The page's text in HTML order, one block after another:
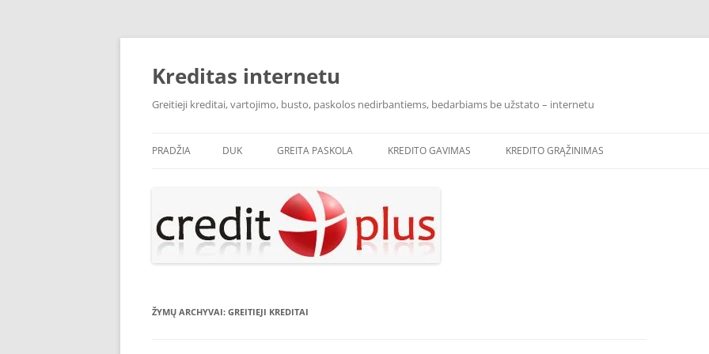
Pereiti
Kreditas internetu
Greitieji kreditai, vartojimo, busto, paskolos nedirbantiems, bedarbiams be užstato – internetu
PRADŽIA DUK GREITA PASKOLA KREDITO GAVIMAS KREDITO GRĄŽINIMAS
ŽYMŲ ARCHYVAI: GREITIEJI KREDITAI